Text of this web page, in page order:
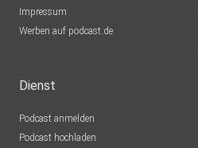
Impressum
Werben auf podcast.de
Dienst
Podcast anmelden
Podcast hochladen